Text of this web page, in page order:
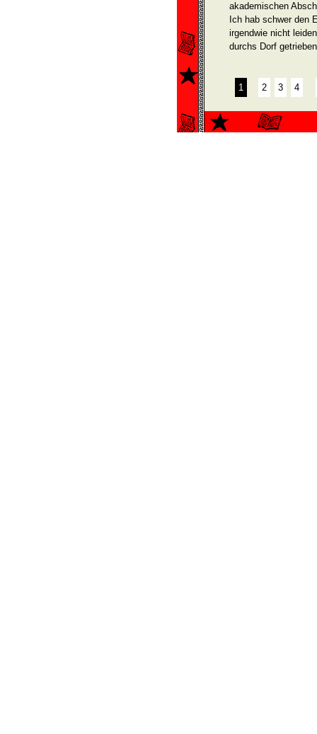
akademischen
Ich hab schwer den
irgendwie nicht
durchs Dorf
1 2 3 4